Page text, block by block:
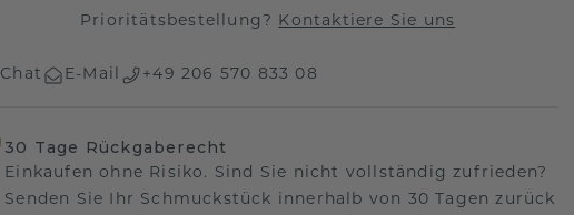
Prioritätsbestellung? Kontaktiere Sie uns
Chat E-Mail +49 206 570 833 08
30 Tage Rückgaberecht
Einkaufen ohne Risiko. Sind Sie nicht vollständig zufrieden?
Senden Sie Ihr Schmuckstück innerhalb von 30 Tagen zurück